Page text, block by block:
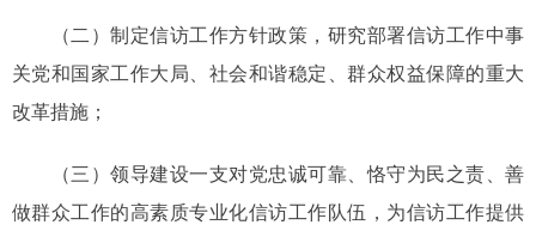
（二）制定信访工作方针政策，研究部署信访工作中事
关党和国家工作大局、社会和谐稳定、群众权益保障的重大
改革措施；
（三）领导建设一支对党忠诚可靠、恪守为民之责、善
做群众工作的高素质专业化信访工作队伍，为信访工作提供